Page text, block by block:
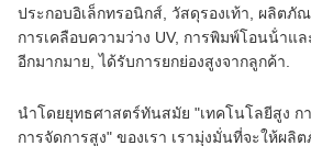
ประกอบอิเล็กทรอนิกส์, วัสดุรองเท้า, ผลิตภั
การเคลือบความว่าง UV, การพิมพ์โอนน้ําแ
อีกมากมาย, ได้รับการยกย่องสูงจากลูกค้า.
นําโดยยุทธศาสตร์ทันสมัย "เทคโนโลยีสูง
การจัดการสูง" ของเรา เรามุ่งมั่นที่จะให้ผ